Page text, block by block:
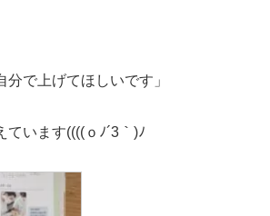
分で上げてほしいです」
ています((((ｏﾉ´3｀)ﾉ